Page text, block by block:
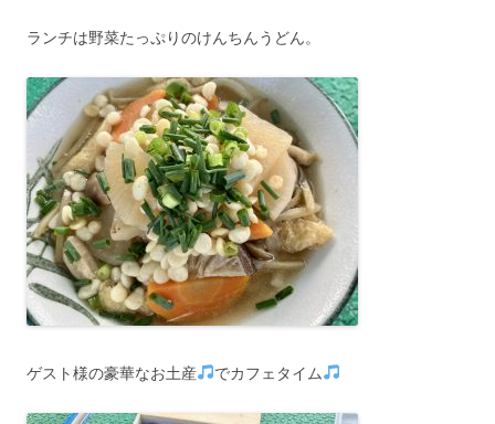
ランチは野菜たっぷりのけんちんうどん。
ゲスト様の豪華なお土産 でカフェタイム